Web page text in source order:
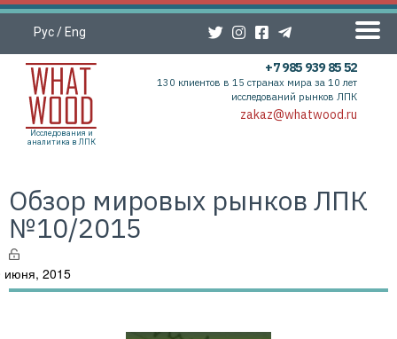
Рус/ Eng
Исследования и
аналитика в ЛПК
+7 985 939 85 52
130 клиентов в 15 странах мира за 10 лет
исследований рынков ЛПК
zakaz@whatwood.ru
Обзор мировых рынков ЛПК
№10/2015
июня, 2015